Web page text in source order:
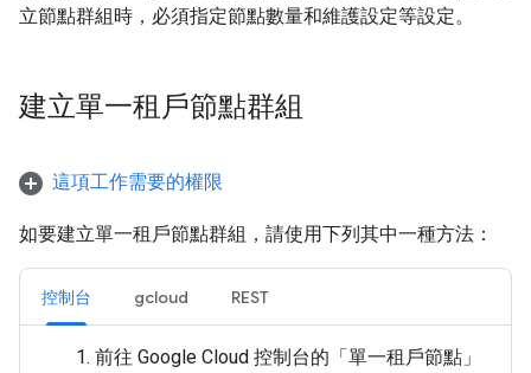
立節點群組時，必須指定節點數量和維護設定等設定。
建立單一租戶節點群組
這項工作需要的權限
如要建立單一租戶節點群組，請使用下列其中一種方法：
控制台 gcloud REST
前往 Google Cloud 控制台的「單一租戶節點」